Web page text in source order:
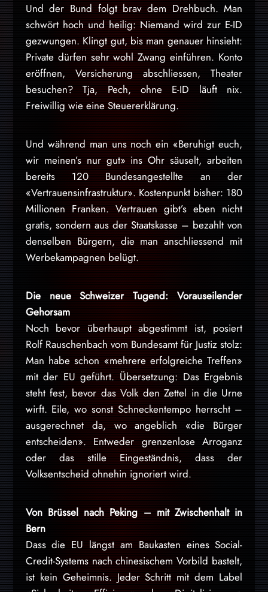
Und der Bund folgt brav dem Drehbuch. Man
schwört hoch und heilig: Niemand wird zur E-ID
gezwungen. Klingt gut, bis man genauer hinsieht:
Private dürfen sehr wohl Zwang einführen. Konto
eröffnen, Versicherung abschliessen, Theater
besuchen? Tja, Pech, ohne E-ID läuft nix.
Freiwillig wie eine Steuererklärung.
Und während man uns noch ein «Beruhigt euch,
wir meinen’s nur gut» ins Ohr säuselt, arbeiten
bereits 120 Bundesangestellte an der
«Vertrauensinfrastruktur». Kostenpunkt bisher: 180
Millionen Franken. Vertrauen gibt’s eben nicht
gratis, sondern aus der Staatskasse – bezahlt von
denselben Bürgern, die man anschliessend mit
Werbekampagnen belügt.
Die neue Schweizer Tugend: Vorauseilender
Gehorsam
Noch bevor überhaupt abgestimmt ist, posiert
Rolf Rauschenbach vom Bundesamt für Justiz stolz:
Man habe schon «mehrere erfolgreiche Treffen»
mit der EU geführt. Übersetzung: Das Ergebnis
steht fest, bevor das Volk den Zettel in die Urne
wirft. Eile, wo sonst Schneckentempo herrscht –
ausgerechnet da, wo angeblich «die Bürger
entscheiden». Entweder grenzenlose Arroganz
oder das stille Eingeständnis, dass der
Volksentscheid ohnehin ignoriert wird.
Von Brüssel nach Peking – mit Zwischenhalt in
Bern
Dass die EU längst am Baukasten eines Social-
Credit-Systems nach chinesischem Vorbild bastelt,
ist kein Geheimnis. Jeder Schritt mit dem Label